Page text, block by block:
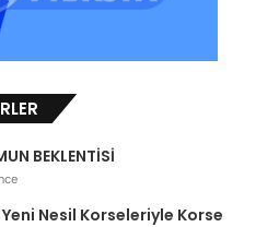
BEKLENTİSİ
Nesil Korseleriyle Korse